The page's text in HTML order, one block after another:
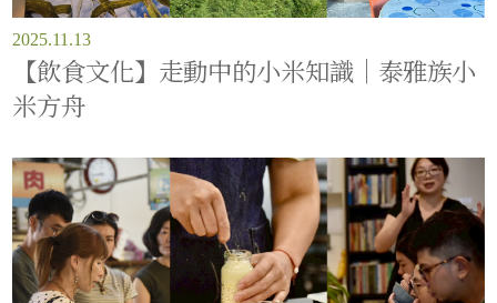
2025.11.13
【飲食文化】走動中的小米知識｜泰雅族小
米方舟